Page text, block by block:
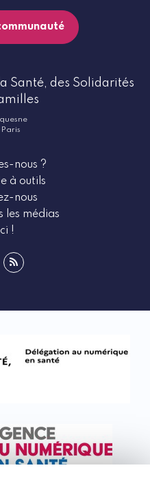
Santé, des Solidarités
nous ?
à outils
nous
les médias
!